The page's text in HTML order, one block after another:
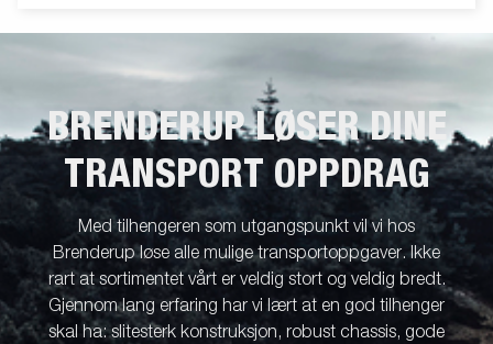
registrering og miljøavgift kan tilkomme.
BRENDERUP LØSER DINE
TRANSPORT OPPDRAG
Med tilhengeren som utgangspunkt vil vi hos
Brenderup løse alle mulige transportoppgaver. Ikke
rart at sortimentet vårt er veldig stort og veldig bredt.
Gjennom lang erfaring har vi lært at en god tilhenger
skal ha: slitesterk konstruksjon, robust chassis, gode